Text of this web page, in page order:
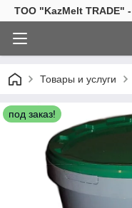
TOO "KazMelt TRADE"
Товары и услуги
под заказ!